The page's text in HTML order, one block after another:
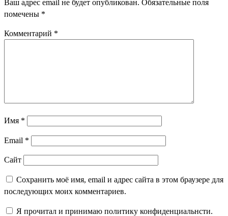
Ваш адрес email не будет опубликован. Обязательные поля
помечены *
Комментарий *
Имя *
Email *
Сайт
Сохранить моё имя, email и адрес сайта в этом браузере для
последующих моих комментариев.
Я прочитал и принимаю политику конфиденциальнсти.